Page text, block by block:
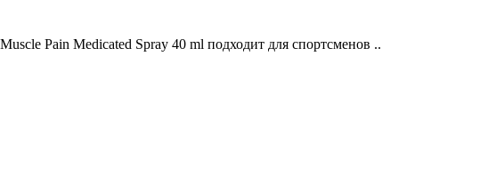
Pain Medicated Spray 40 ml подходит для спортсменов ..